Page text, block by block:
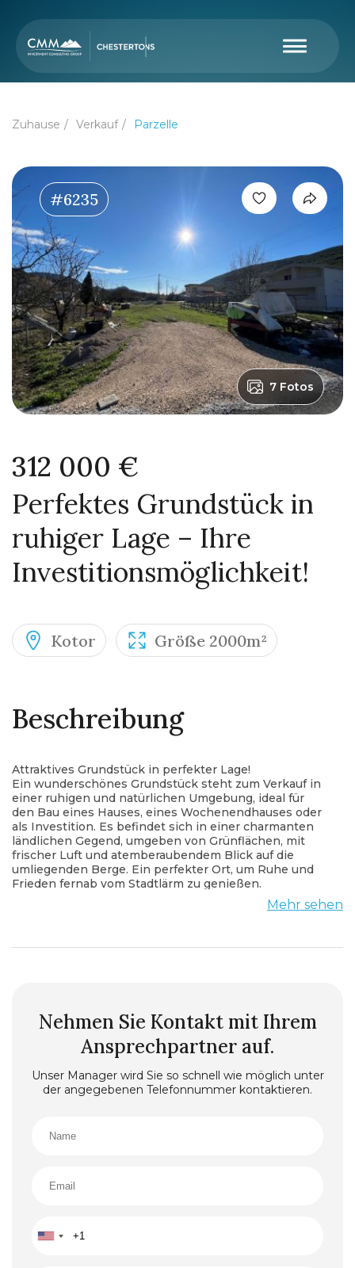
Zuhause Verkauf Parzelle
#6235
7 Fotos
312 000 €
Perfektes Grundstück in
ruhiger Lage – Ihre
Investitionsmöglichkeit!
Kotor Größe 2000m²
Beschreibung
Attraktives Grundstück in perfekter Lage!
Ein wunderschönes Grundstück steht zum Verkauf in
einer ruhigen und natürlichen Umgebung, ideal für
den Bau eines Hauses, eines Wochenendhauses oder
als Investition. Es befindet sich in einer charmanten
ländlichen Gegend, umgeben von Grünflächen, mit
frischer Luft und atemberaubendem Blick auf die
umliegenden Berge. Ein perfekter Ort, um Ruhe und
Frieden fernab vom Stadtlärm zu genießen.
Größe: Groß genug für verschiedene Zwecke (Details
verfügbar.
Zugang: Hervorragender und breiter Zugang von der
Hauptstraße.
In der Nähe eines Dorfes mit lokalen Geschäften und
grundlegenden Annehmlichkeiten.
Ideale Umgebung für Familien, Naturliebhaber oder
Perfekt für diejenigen, die eine ruhige und sichere
Umgebung zum Wohnen oder Entspannen suchen.
oder ein Wochenendhaus in der Natur bauen
oder Landwirtschaft.
Mehr sehen
Nehmen Sie Kontakt mit Ihrem
Ansprechpartner auf.
Unser Manager wird Sie so schnell wie möglich unter
der angegebenen Telefonnummer kontaktieren.